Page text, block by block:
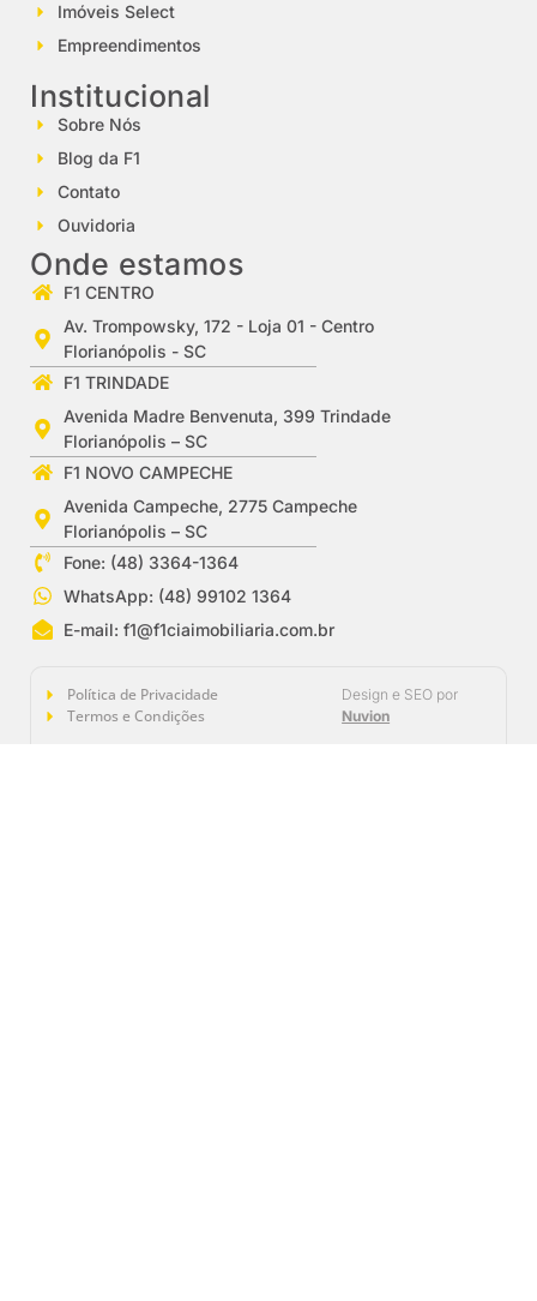
Imóveis Select
Empreendimentos
Institucional
Sobre Nós
Blog da F1
Contato
Ouvidoria
Onde estamos
F1 CENTRO
Av. Trompowsky, 172 - Loja 01 - Centro
Florianópolis - SC
F1 TRINDADE
Avenida Madre Benvenuta, 399 Trindade
Florianópolis – SC
F1 NOVO CAMPECHE
Avenida Campeche, 2775 Campeche
Florianópolis – SC
Fone: (48) 3364-1364
WhatsApp: (48) 99102 1364
E-mail:f1@f1ciaimobiliaria.com.br
Política de Privacidade
Termos e Condições
Design e SEO por
Nuvion